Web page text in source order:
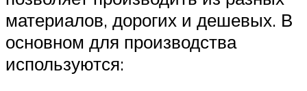
материалов, дорогих и дешевых. В
основном для производства
используются: